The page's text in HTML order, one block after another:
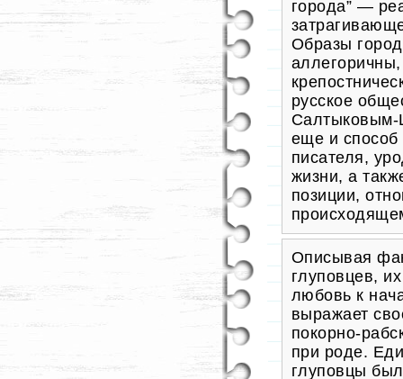
города” —
Образы
русское
еще и способ
писателя,
жизни, а
позиции,
Описывая
глуповцев,
любовь к
выражает
покорно-
при роде.
глуповцы